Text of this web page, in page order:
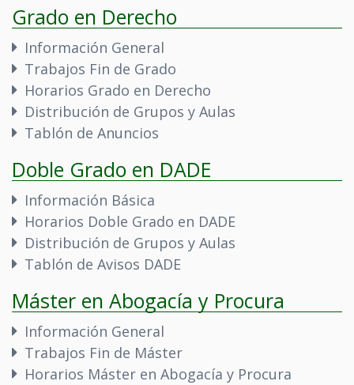
Grado en Derecho
Información General
Trabajos Fin de Grado
Horarios Grado en Derecho
Distribución de Grupos y Aulas
Tablón de Anuncios
Doble Grado en DADE
Información Básica
Horarios Doble Grado en DADE
Distribución de Grupos y Aulas
Tablón de Avisos DADE
Máster en Abogacía y Procura
Información General
Trabajos Fin de Máster
Horarios Máster en Abogacía y Procura